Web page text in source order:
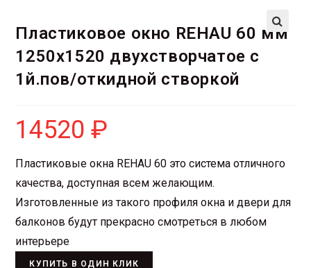
Пластиковое окно REHAU 60 мм
1250х1520 двухстворчатое с
1й.пов/откидной створкой
14520₽
Пластиковые окна REHAU 60 это система отличного
качества, доступная всем желающим.
Изготовленные из такого профиля окна и двери для
балконов будут прекрасно смотреться в любом
интерьере
КУПИТЬ В ОДИН КЛИК